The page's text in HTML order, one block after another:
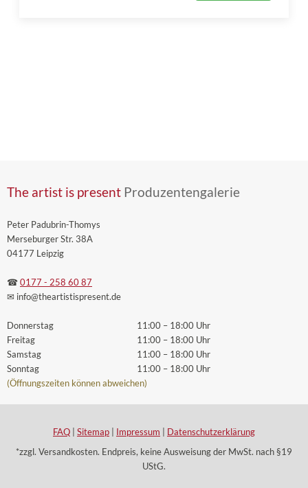
The artist is present Produzentengalerie
Peter Padubrin-Thomys
Merseburger Str. 38A
04177 Leipzig
☎ 0177 - 258 60 87
✉ info@theartistispresent.de
Donnerstag
Freitag
Samstag
Sonntag
11:00 – 18:00 Uhr
11:00 – 18:00 Uhr
11:00 – 18:00 Uhr
11:00 – 18:00 Uhr
(Öffnungszeiten können abweichen)
FAQ Sitemap Impressum
Datenschutzerklärung
*zzgl. Versandkosten. Endpreis, keine Ausweisung der MwSt. nach §19
UStG.